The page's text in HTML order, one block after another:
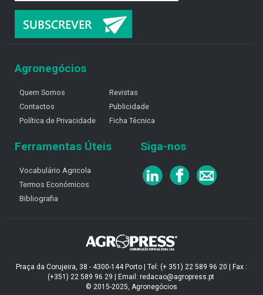
Agronegócios
Quem Somos
Contactos
Política de Privacidade
Revistas
Publicidade
Ficha Técnica
Ferramentas Úteis
Vocabulário Agricola
Termos Económicos
Bibliografia
Siga-nos
Praça da Corujeira, 38 - 4300-144 Porto | Tel: (+ 351) 22 589 96 20 | Fax :
(+351) 22 589 96 29 | Email: redacao@agropress.pt
© 2015-2025, Agronegócios